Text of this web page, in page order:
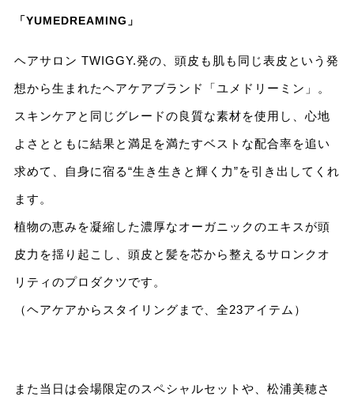
「YUMEDREAMING」
ヘアサロン TWIGGY.発の、頭皮も肌も同じ表皮という発
想から生まれたヘアケアブランド「ユメドリーミン」。
スキンケアと同じグレードの良質な素材を使用し、心地
よさとともに結果と満足を満たすベストな配合率を追い
求めて、自身に宿る“生き生きと輝く力”を引き出してくれ
ます。
植物の恵みを凝縮した濃厚なオーガニックのエキスが頭
皮力を揺り起こし、頭皮と髪を芯から整えるサロンクオ
リティのプロダクツです。
（ヘアケアからスタイリングまで、全23アイテム）
また当日は会場限定のスペシャルセットや、松浦美穂さ